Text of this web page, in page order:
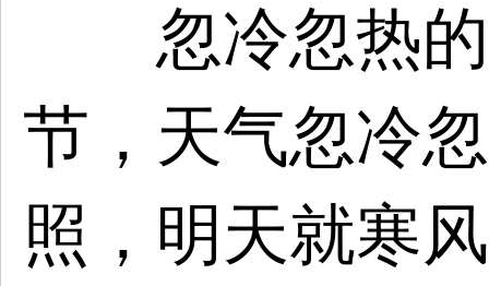
忽冷忽热的
节，天气忽冷
照，明天就寒